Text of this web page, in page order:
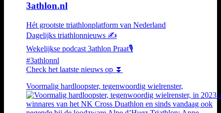
3athlon.nl
Hét grootste triathlonplatform van Nederland
Dagelijks triathlonnieuws ✍️
Wekelijkse podcast 3athlon Praat🎙️
#3athlonnl
Check het laatste nieuws op ⏬
Voormalig hardloopster, tegenwoordig wielrenster,